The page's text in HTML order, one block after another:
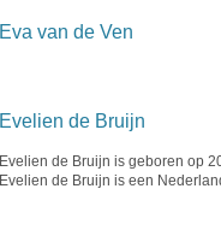
Eva van de Ven
Evelien de Bruijn
Evelien de Bruijn is geboren op
Evelien de Bruijn is een